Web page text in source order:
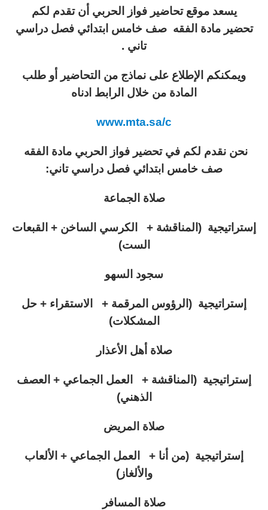
يسعد موقع تحاضير فواز الحربي أن تقدم لكم
تحضير مادة الفقه صف خامس ابتدائي فصل دراسي
تاني .
ويمكنكم الإطلاع على نماذج من التحاضير أو طلب
المادة من خلال الرابط ادناه
www.mta.sa/c
نحن نقدم لكم في تحضير فواز الحربي مادة الفقه
صف خامس ابتدائي فصل دراسي تاني:
صلاة الجماعة
إستراتيجية (المناقشة + الكرسي الساخن + القبعات
الست)
سجود السهو
إستراتيجية (الرؤوس المرقمة + الاستقراء + حل
المشكلات)
صلاة أهل الأعذار
إستراتيجية (المناقشة + العمل الجماعي + العصف
الذهني)
صلاة المريض
إستراتيجية (من أنا + العمل الجماعي + الألعاب
والألغاز)
صلاة المسافر